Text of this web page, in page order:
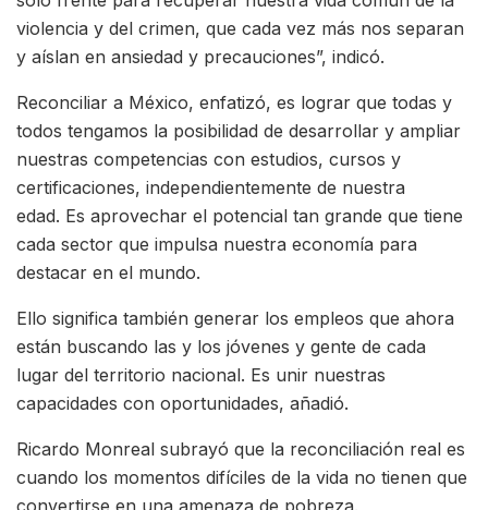
violencia y del crimen, que cada vez más nos separan
y aíslan en ansiedad y precauciones”, indicó.
Reconciliar a México, enfatizó, es lograr que todas y
todos tengamos la posibilidad de desarrollar y ampliar
nuestras competencias con estudios, cursos y
certificaciones, independientemente de nuestra
edad. Es aprovechar el potencial tan grande que tiene
cada sector que impulsa nuestra economía para
destacar en el mundo.
Ello significa también generar los empleos que ahora
están buscando las y los jóvenes y gente de cada
lugar del territorio nacional. Es unir nuestras
capacidades con oportunidades, añadió.
Ricardo Monreal subrayó que la reconciliación real es
cuando los momentos difíciles de la vida no tienen que